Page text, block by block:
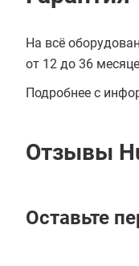
На всё
от 12 до 36
Подробнее с
Отзывы
Оставьте